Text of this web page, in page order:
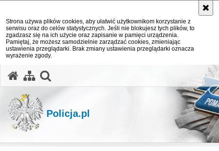
Strona używa plików cookies, aby ułatwić użytkownikom korzystanie z
serwisu oraz do celów statystycznych. Jeśli nie blokujesz tych plików, to
zgadzasz się na ich użycie oraz zapisanie w pamięci urządzenia.
Pamiętaj, że możesz samodzielnie zarządzać cookies, zmieniając
ustawienia przeglądarki. Brak zmiany ustawienia przeglądarki oznacza
wyrażenie zgody.
Policja.pl